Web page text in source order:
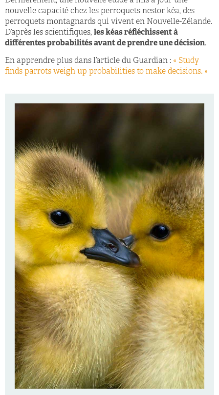
nouvelle capacité chez les perroquets nestor kéa, des
perroquets montagnards qui vivent en Nouvelle-Zélande.
D’après les scientifiques, les kéas réfléchissent à
différentes probabilités avant de prendre une décision.
En apprendre plus dans l’article du Guardian : « Study
finds parrots weigh up probabilities to make decisions. »